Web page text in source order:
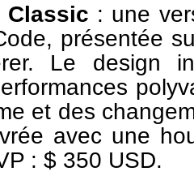
Classic : une
présentée
Le design
et des
avec une
: $ 350 USD.